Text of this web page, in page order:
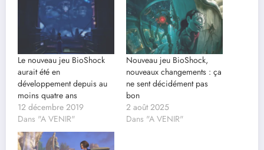
Le nouveau jeu BioShock
aurait été en
développement depuis au
moins quatre ans
12 décembre 2019
Dans "A VENIR"
Nouveau jeu BioShock,
nouveaux changements : ça
ne sent décidément pas
bon
2 août 2025
Dans "A VENIR"